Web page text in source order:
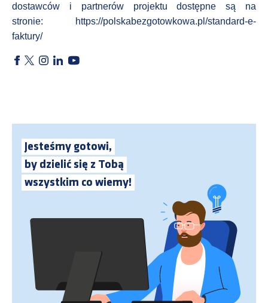
dostawców i partnerów projektu dostępne są na
stronie:
https://polskabezgotowkowa.pl/standard-e-
faktury/
Jesteśmy gotowi,
by dzielić się z Tobą
wszystkim co wiemy!